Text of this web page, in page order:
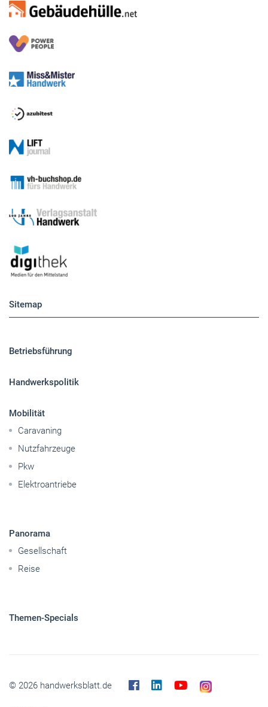
Sitemap
Betriebsführung
Handwerkspolitik
Mobilität
Caravaning
Nutzfahrzeuge
Pkw
Elektroantriebe
Panorama
Gesellschaft
Reise
Themen-Specials
© 2026 handwerksblatt.de